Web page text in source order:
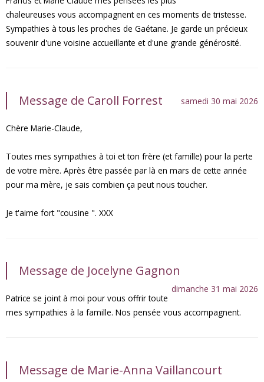
chaleureuses vous accompagnent en ces moments de tristesse.
Sympathies à tous les proches de Gaétane. Je garde un précieux
souvenir d'une voisine accueillante et d'une grande générosité.
Message de Caroll Forrest samedi 30 mai 2026
Chère Marie-Claude,
Toutes mes sympathies à toi et ton frère (et famille) pour la perte
de votre mère. Après être passée par là en mars de cette année
pour ma mère, je sais combien ça peut nous toucher.
Je t'aime fort "cousine ". XXX
Message de Jocelyne Gagnon
dimanche 31 mai 2026
Patrice se joint à moi pour vous offrir toute
mes sympathies à la famille. Nos pensée vous accompagnent.
Message de Marie-Anna Vaillancourt